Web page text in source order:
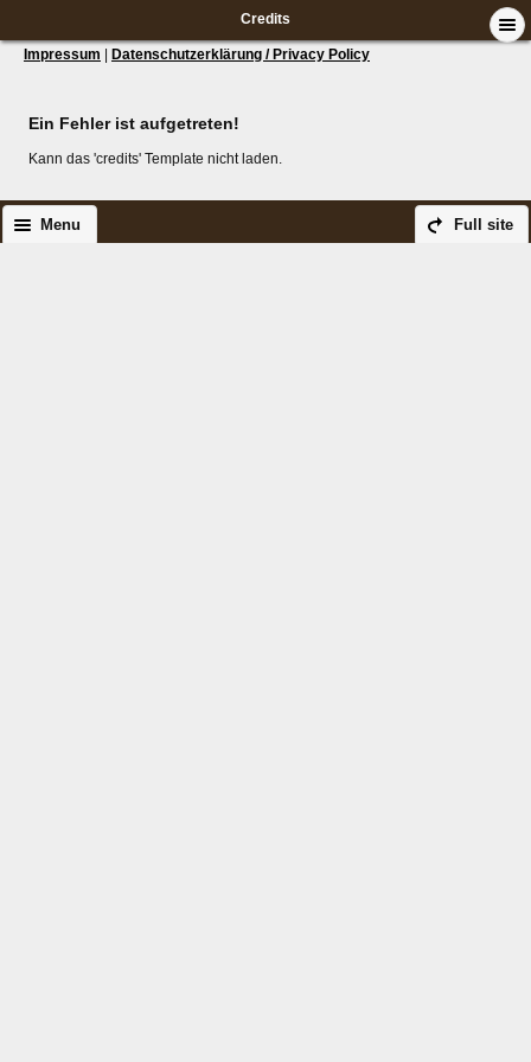
Credits
Impressum Datenschutzerklärung / Privacy Policy
Ein Fehler ist aufgetreten!
Kann das 'credits' Template nicht laden.
Full site
Menu